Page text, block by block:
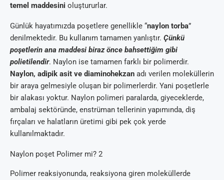
temel maddesini oluştururlar.
Günlük hayatımızda poşetlere genellikle “naylon torba”
denilmektedir. Bu kullanım tamamen yanlıştır. Çünkü
poşetlerin ana maddesi biraz önce bahsettiğim gibi
polietilendir. Naylon ise tamamen farklı bir polimerdir.
Naylon, adipik asit ve diaminohekzan adı verilen moleküllerin
bir araya gelmesiyle oluşan bir polimerlerdir. Yani poşetlerle
bir alakası yoktur. Naylon polimeri paralarda, giyeceklerde,
ambalaj sektöründe, enstrüman tellerinin yapımında, diş
fırçaları ve halatların üretimi gibi pek çok yerde
kullanılmaktadır.
Naylon poşet Polimer mi? 2
Polimer reaksiyonunda, reaksiyona giren moleküllerde